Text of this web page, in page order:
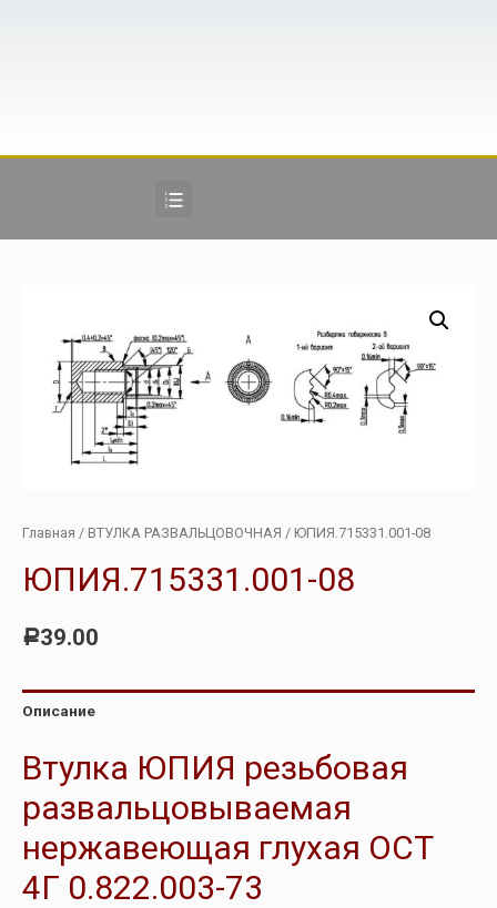
Главная / ВТУЛКА РАЗВАЛЬЦОВОЧНАЯ / ЮПИЯ.715331.001-08
ЮПИЯ.715331.001-08
Р39.00
Описание
Втулка ЮПИЯ резьбовая
развальцовываемая
нержавеющая глухая ОСТ
4Г 0.822.003-73